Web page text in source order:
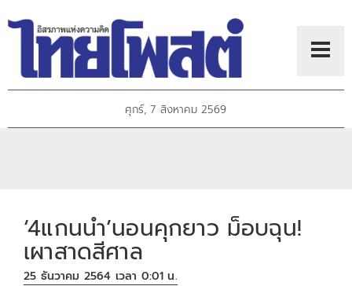
ศุกร์, 7 สิงหาคม 2569
‘4แกนนำ’นอนคุกยาว ม็อบฉุน!
เผาสาดสีศาล
25 ธันวาคม 2564 เวลา 0:01 น.